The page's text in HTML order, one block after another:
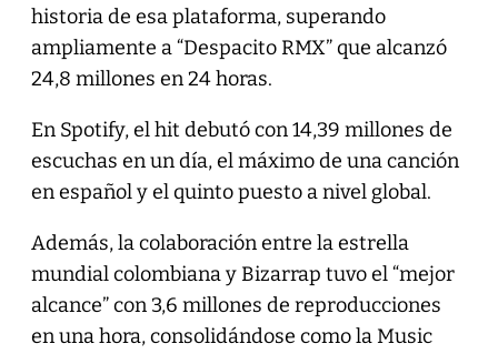
historia de esa plataforma, superando
ampliamente a “Despacito RMX” que alcanzó
24,8 millones en 24 horas.
En Spotify, el hit debutó con 14,39 millones de
escuchas en un día, el máximo de una canción
en español y el quinto puesto a nivel global.
Además, la colaboración entre la estrella
mundial colombiana y Bizarrap tuvo el “mejor
alcance” con 3,6 millones de reproducciones
en una hora, consolidándose como la Music